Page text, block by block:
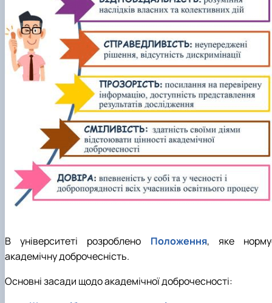
В університеті розроблено Положення, яке
академічну доброчесність.
Основні засади щодо академічної доброчесності: